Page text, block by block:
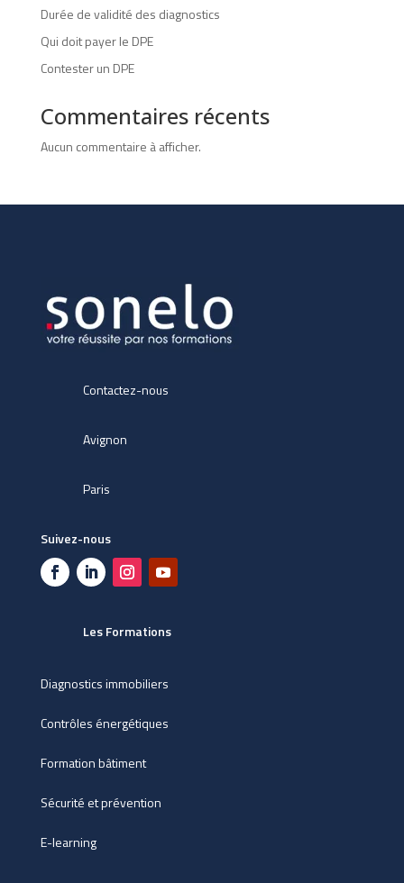
Durée de validité des diagnostics
Qui doit payer le DPE
Contester un DPE
Commentaires récents
Aucun commentaire à afficher.
Contactez-nous
Avignon
Paris
Suivez-nous
Les Formations
Diagnostics immobiliers
Contrôles énergétiques
Formation bâtiment
Sécurité et prévention
E-learning